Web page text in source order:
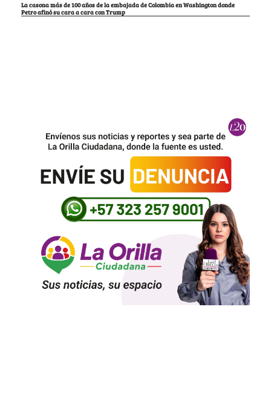
La casona más de 100 años de la embajada de Colombia en Washington donde
Petro afinó su cara a cara con Trump